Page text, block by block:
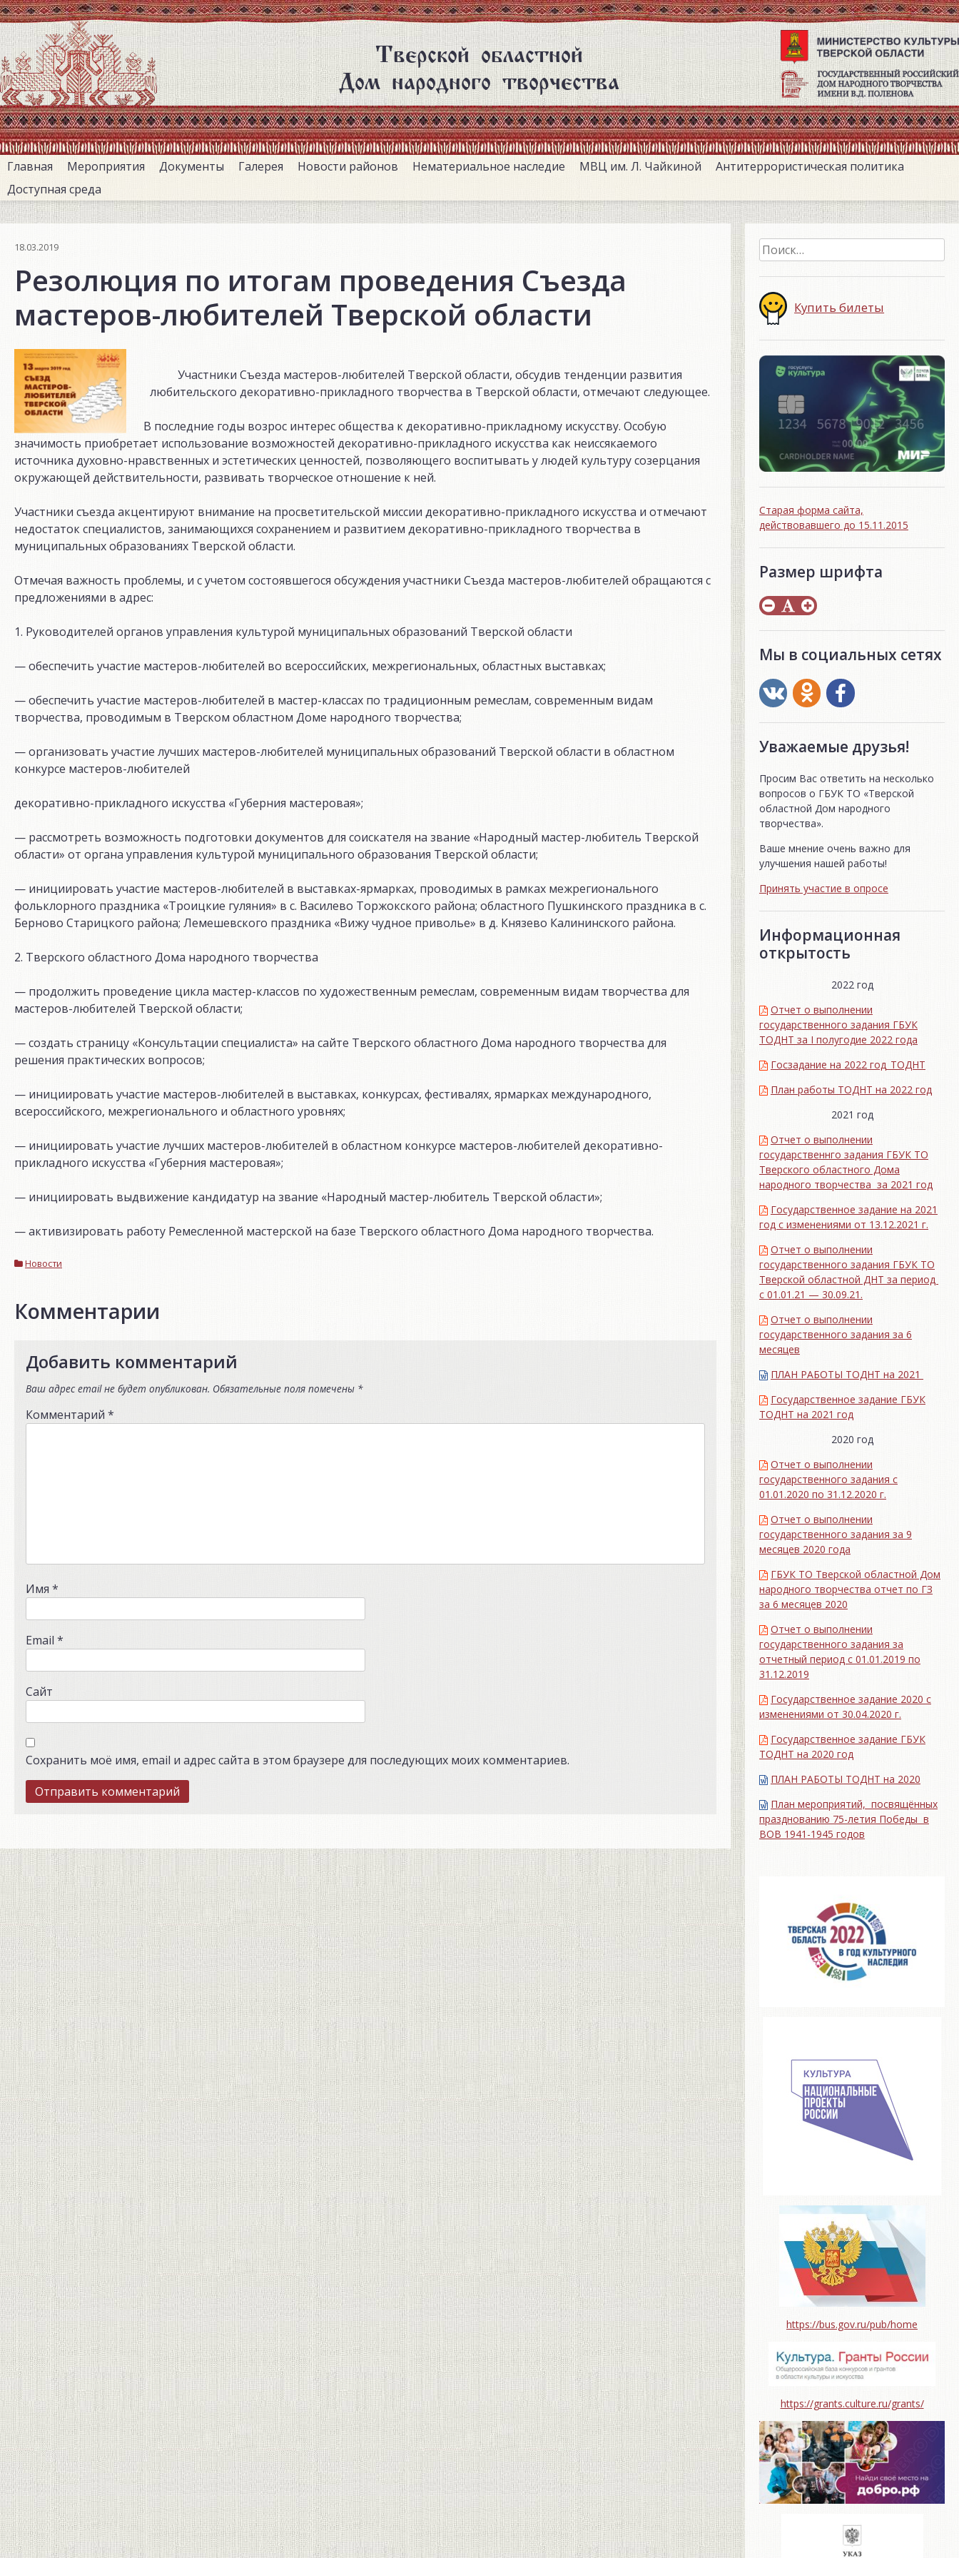
Перейти
к
основному
содержанию
Тверской областной
Дом народного творчества
Главная Мероприятия Документы Галерея Новости районов Нематериальное наследие МВЦ им. Л. Чайкиной
Антитеррористическая политика
Доступная среда
18.03.2019
Резолюция по итогам проведения Съезда
мастеров-любителей Тверской области
Участники Съезда мастеров-любителей Тверской области, обсудив тенденции развития
любительского декоративно-прикладного творчества в Тверской области, отмечают следующее.
В последние годы возрос интерес общества к декоративно-прикладному искусству. Особую
значимость приобретает использование возможностей декоративно-прикладного искусства как неиссякаемого
источника духовно-нравственных и эстетических ценностей, позволяющего воспитывать у людей культуру созерцания
окружающей действительности, развивать творческое отношение к ней.
Участники съезда акцентируют внимание на просветительской миссии декоративно-прикладного искусства и отмечают
недостаток специалистов, занимающихся сохранением и развитием декоративно-прикладного творчества в
муниципальных образованиях Тверской области.
Отмечая важность проблемы, и с учетом состоявшегося обсуждения участники Съезда мастеров-любителей обращаются с
предложениями в адрес:
1. Руководителей органов управления культурой муниципальных образований Тверской области
— обеспечить участие мастеров-любителей во всероссийских, межрегиональных, областных выставках;
— обеспечить участие мастеров-любителей в мастер-классах по традиционным ремеслам, современным видам
творчества, проводимым в Тверском областном Доме народного творчества;
— организовать участие лучших мастеров-любителей муниципальных образований Тверской области в областном
конкурсе мастеров-любителей
декоративно-прикладного искусства «Губерния мастеровая»;
— рассмотреть возможность подготовки документов для соискателя на звание «Народный мастер-любитель Тверской
области» от органа управления культурой муниципального образования Тверской области;
— инициировать участие мастеров-любителей в выставках-ярмарках, проводимых в рамках межрегионального
фольклорного праздника «Троицкие гуляния» в с. Василево Торжокского района; областного Пушкинского праздника в с.
Берново Старицкого района; Лемешевского праздника «Вижу чудное приволье» в д. Князево Калининского района.
2. Тверского областного Дома народного творчества
— продолжить проведение цикла мастер-классов по художественным ремеслам, современным видам творчества для
мастеров-любителей Тверской области;
— создать страницу «Консультации специалиста» на сайте Тверского областного Дома народного творчества для
решения практических вопросов;
— инициировать участие мастеров-любителей в выставках, конкурсах, фестивалях, ярмарках международного,
всероссийского, межрегионального и областного уровнях;
— инициировать участие лучших мастеров-любителей в областном конкурсе мастеров-любителей декоративно-
прикладного искусства «Губерния мастеровая»;
— инициировать выдвижение кандидатур на звание «Народный мастер-любитель Тверской области»;
— активизировать работу Ремесленной мастерской на базе Тверского областного Дома народного творчества.
Новости
Комментарии
Добавить комментарий
Ваш адрес email не будет опубликован. Обязательные поля помечены *
Комментарий *
Имя *
Email *
Сайт
Сохранить моё имя, email и адрес сайта в этом браузере для последующих моих комментариев.
Найти:
Купить билеты
Старая форма сайта,
действовавшего до 15.11.2015
Размер шрифта
Мы в социальных сетях
Уважаемые друзья!
Просим Вас ответить на несколько
вопросов о ГБУК ТО «Тверской
областной Дом народного
творчества».
Ваше мнение очень важно для
улучшения нашей работы!
Принять участие в опросе
Информационная
открытость
2022 год
Отчет о выполнении
государственного задания ГБУК
ТОДНТ за I полугодие 2022 года
Госзадание на 2022 год_ТОДНТ
План работы ТОДНТ на 2022 год
2021 год
Отчет о выполнении
государственнго задания ГБУК ТО
Тверского областного Дома
народного творчества за 2021 год
Государственное задание на 2021
год с изменениями от 13.12.2021 г.
Отчет о выполнении
государственного задания ГБУК ТО
Тверской областной ДНТ за период
с 01.01.21 — 30.09.21.
Отчет о выполнении
государственного задания за 6
месяцев
ПЛАН РАБОТЫ ТОДНТ на 2021
Государственное задание ГБУК
ТОДНТ на 2021 год
2020 год
Отчет о выполнении
государственного задания с
01.01.2020 по 31.12.2020 г.
Отчет о выполнении
государственного задания за 9
месяцев 2020 года
ГБУК ТО Тверской областной Дом
народного творчества отчет по ГЗ
за 6 месяцев 2020
Отчет о выполнении
государственного задания за
отчетный период с 01.01.2019 по
31.12.2019
Государственное задание 2020 с
изменениями от 30.04.2020 г.
Государственное задание ГБУК
ТОДНТ на 2020 год
ПЛАН РАБОТЫ ТОДНТ на 2020
План мероприятий, посвящённых
празднованию 75-летия Победы в
ВОВ 1941-1945 годов
https://bus.gov.ru/pub/home
https://grants.culture.ru/grants/